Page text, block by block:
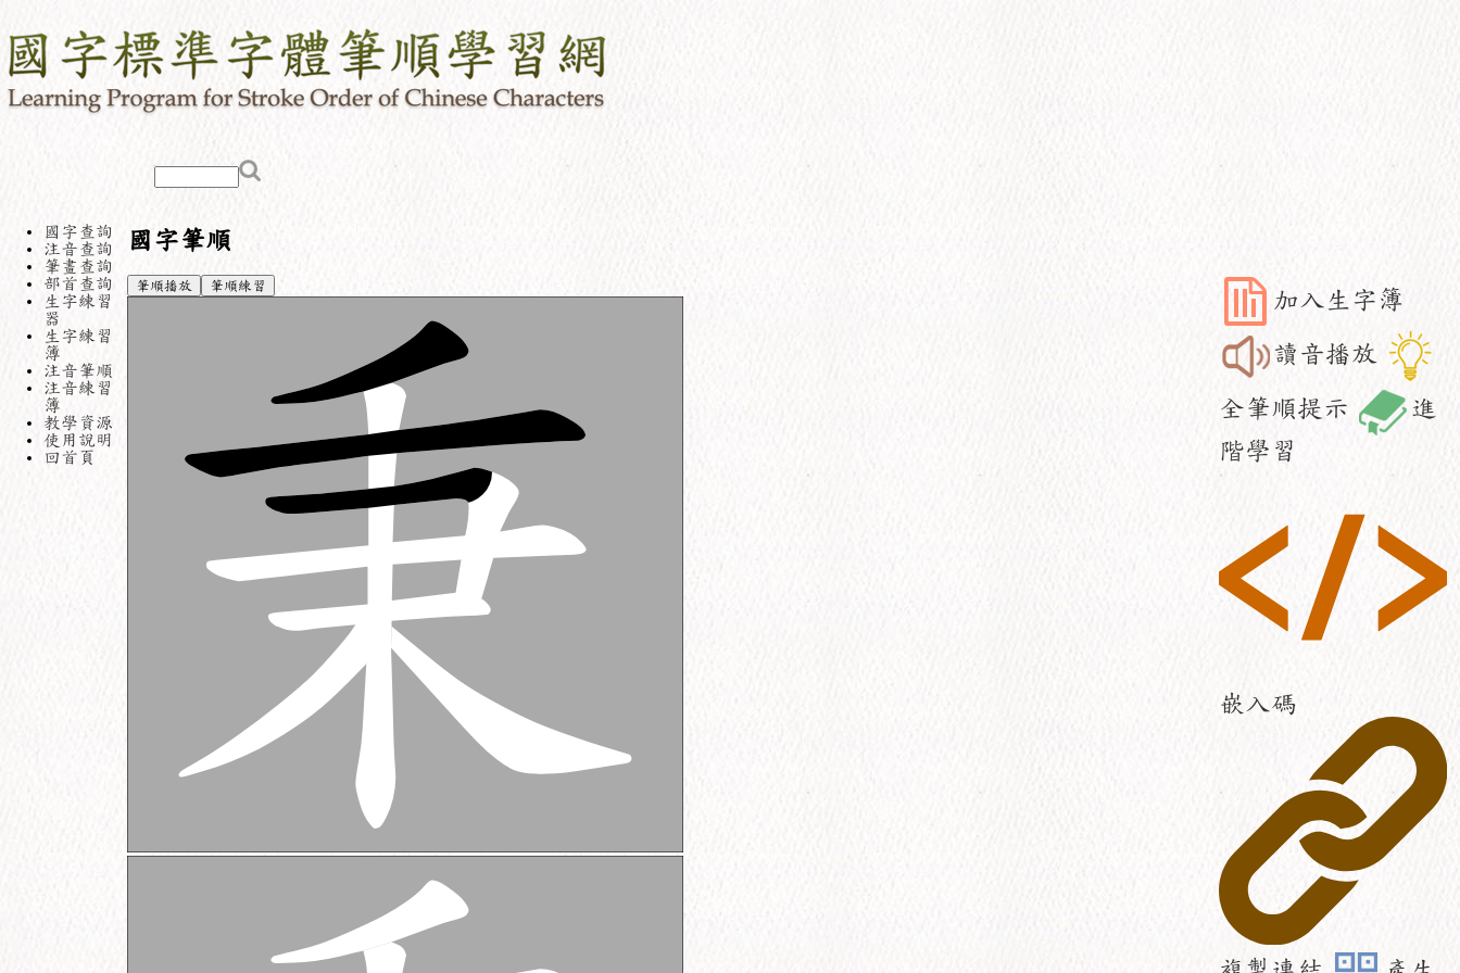
國字查詢
注音查詢
筆畫查詢
部首查詢
生字練習
器
生字練習
簿
注音筆順
注音練習
簿
教學資源
使用說明
回首頁
國字筆順
筆順播放 筆順練習
加入生字簿
讀音播放
全筆順提示
進
階學習
嵌入碼